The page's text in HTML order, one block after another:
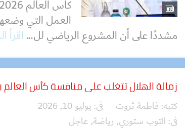
العمل التي
مشددًا على أن المشروع الرياضي لل...اقرأ
زمالة الهلال تتغلب على منافسة كأس
كتبه: فاطمة ثروت فى: يوليو 10, 2026
فى: التوب ستوري, رياضة, عاجل